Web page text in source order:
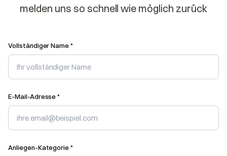
melden uns so schnell wie möglich zurück
Vollständiger Name *
E-Mail-Adresse *
Anliegen-Kategorie *